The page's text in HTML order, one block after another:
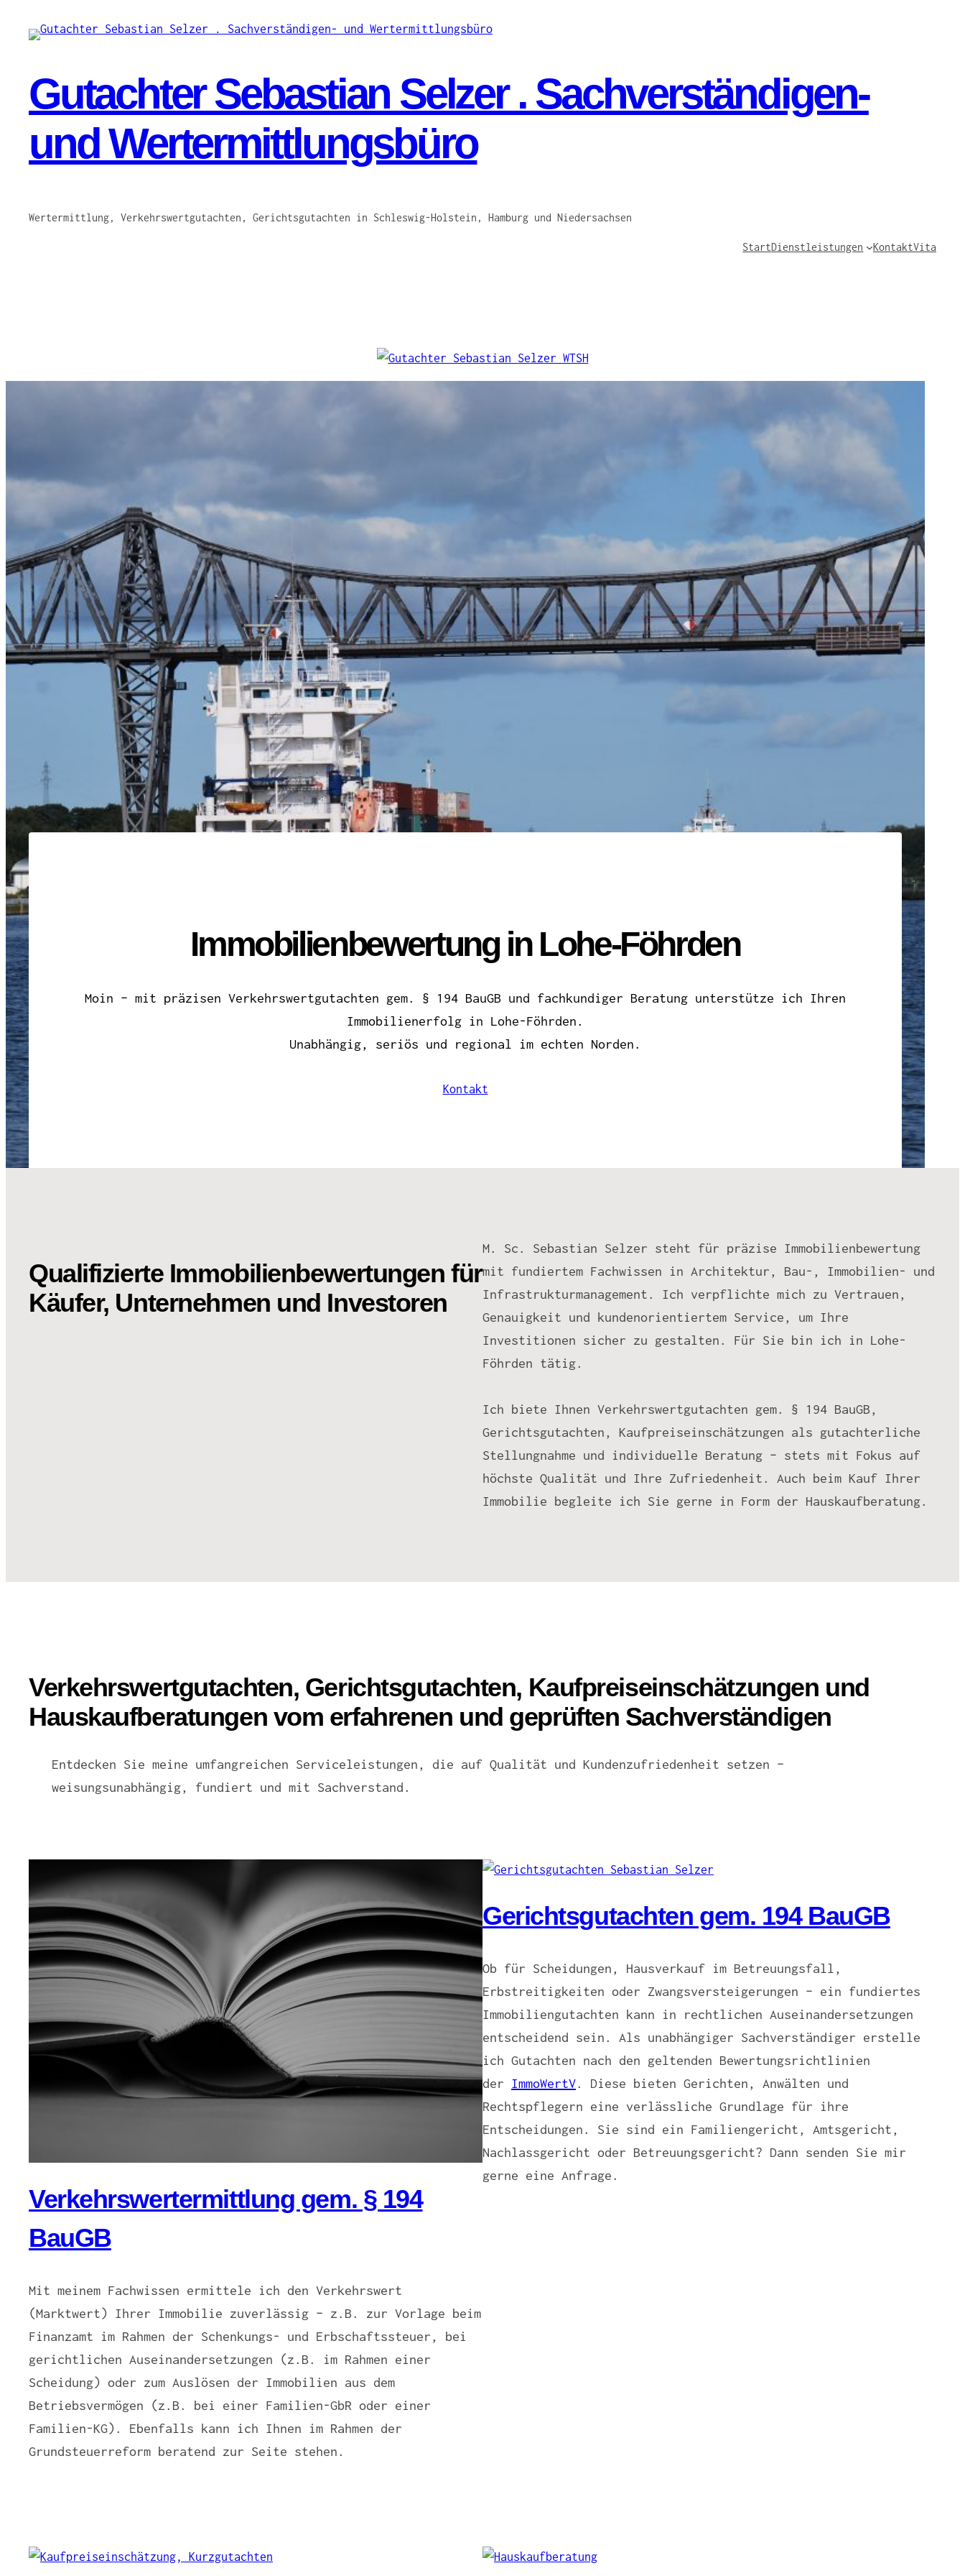
Inhalt
Gutachter Sebastian Selzer . Sachverständigen-
und Wertermittlungsbüro
Wertermittlung, Verkehrswertgutachten, Gerichtsgutachten in Schleswig-Holstein, Hamburg und Niedersachsen
StartDienstleistungen KontaktVita
Immobilienbewertung in Lohe-Föhrden
Moin – mit präzisen Verkehrswertgutachten gem. § 194 BauGB und fachkundiger Beratung unterstütze ich Ihren
Immobilienerfolg in Lohe-Föhrden.
Unabhängig, seriös und regional im echten Norden.
Kontakt
Qualifizierte Immobilienbewertungen für
Käufer, Unternehmen und Investoren
M. Sc. Sebastian Selzer steht für präzise Immobilienbewertung
mit fundiertem Fachwissen in Architektur, Bau-, Immobilien- und
Infrastrukturmanagement. Ich verpflichte mich zu Vertrauen,
Genauigkeit und kundenorientiertem Service, um Ihre
Investitionen sicher zu gestalten. Für Sie bin ich in Lohe-
Föhrden tätig.
Ich biete Ihnen Verkehrswertgutachten gem. § 194 BauGB,
Gerichtsgutachten, Kaufpreiseinschätzungen als gutachterliche
Stellungnahme und individuelle Beratung – stets mit Fokus auf
höchste Qualität und Ihre Zufriedenheit. Auch beim Kauf Ihrer
Immobilie begleite ich Sie gerne in Form der Hauskaufberatung.
Verkehrswertgutachten, Gerichtsgutachten, Kaufpreiseinschätzungen und
Hauskaufberatungen vom erfahrenen und geprüften Sachverständigen
Entdecken Sie meine umfangreichen Serviceleistungen, die auf Qualität und Kundenzufriedenheit setzen –
weisungsunabhängig, fundiert und mit Sachverstand.
Verkehrswertermittlung gem. § 194
BauGB
Mit meinem Fachwissen ermittele ich den Verkehrswert
(Marktwert) Ihrer Immobilie zuverlässig – z.B. zur Vorlage beim
Finanzamt im Rahmen der Schenkungs- und Erbschaftssteuer, bei
gerichtlichen Auseinandersetzungen (z.B. im Rahmen einer
Scheidung) oder zum Auslösen der Immobilien aus dem
Betriebsvermögen (z.B. bei einer Familien-GbR oder einer
Familien-KG). Ebenfalls kann ich Ihnen im Rahmen der
Grundsteuerreform beratend zur Seite stehen.
Gerichtsgutachten gem. 194 BauGB
Ob für Scheidungen, Hausverkauf im Betreuungsfall,
Erbstreitigkeiten oder Zwangsversteigerungen – ein fundiertes
Immobiliengutachten kann in rechtlichen Auseinandersetzungen
entscheidend sein. Als unabhängiger Sachverständiger erstelle
ich Gutachten nach den geltenden Bewertungsrichtlinien
der ImmoWertV. Diese bieten Gerichten, Anwälten und
Rechtspflegern eine verlässliche Grundlage für ihre
Entscheidungen. Sie sind ein Familiengericht, Amtsgericht,
Nachlassgericht oder Betreuungsgericht? Dann senden Sie mir
gerne eine Anfrage.